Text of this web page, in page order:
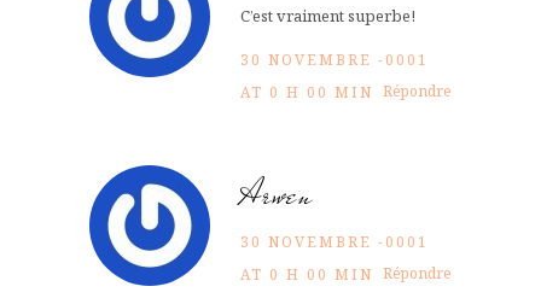
C’est vraiment superbe!
30 NOVEMBRE -0001
AT 0 H 00 MIN Répondre
Arwen
30 NOVEMBRE -0001
AT 0 H 00 MIN Répondre